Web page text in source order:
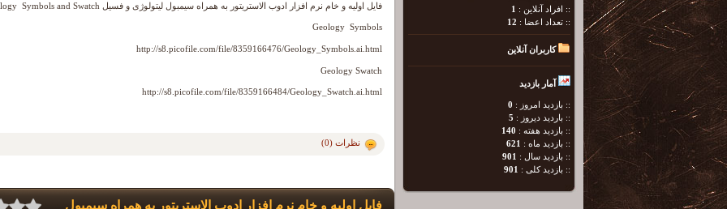
:: افراد آنلاین : 1
:: تعداد اعضا : 12
کاربران آنلاین
آمار بازدید
:: بازدید امروز : 0
:: باردید دیروز : 5
:: بازدید هفته : 140
:: بازدید ماه :
621
:: بازدید سال :
901
:: بازدید کلی :
901
فایل اولیه و خام نرم افزار ادوب الاستریتور به همراه سیمبول لیتولوژی و فسیل Geology Symbols and Swatch
Geology Symbols
http://s8.picofile.com/file/8359166476/Geology_Symbols.ai.html
Geology Swatch
http://s8.picofile.com/file/8359166484/Geology_Swatch.ai.html
نظرات (0)
فایل اولیه و خام نرم افزار ادوب الاستریتور به همراه سیمبول